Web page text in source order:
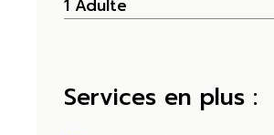
Services en plus :